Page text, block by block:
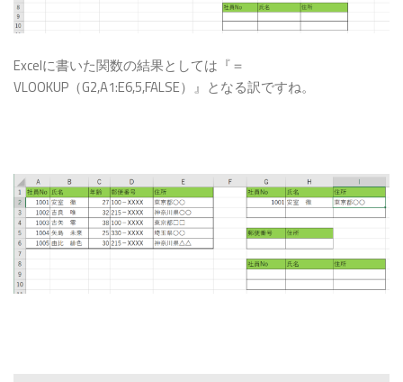
Excelに書いた関数の結果としては『＝
VLOOKUP（G2,A1:E6,5,FALSE）』となる訳ですね。